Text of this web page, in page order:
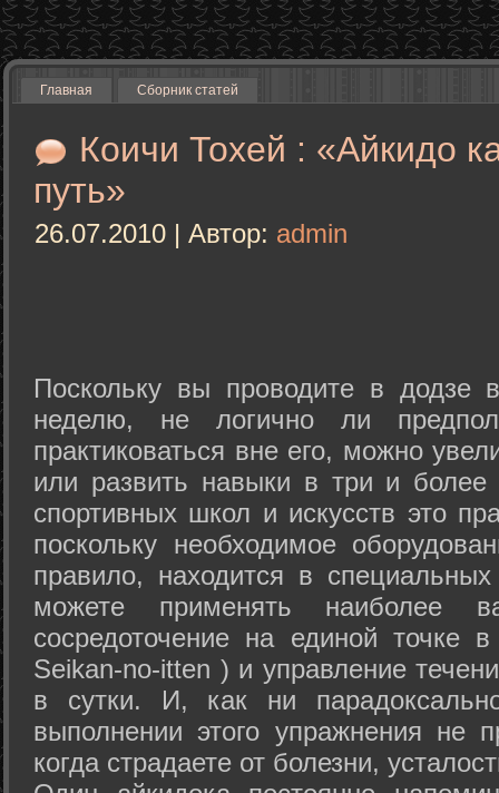
Главная Сборник статей
Коичи Тохей : «Айкидо
путь»
26.07.2010 | Автор: admin
Поскольку вы проводите в додзе
неделю, не логично ли
практиковаться вне его, можно
или развить навыки в три и
спортивных школ и искусств это
поскольку необходимое
правило, находится в
можете применять наиболее
сосредоточение на единой точке
Seikan-­no-­itten ) и управление
в сутки. И, как ни
выполнении этого упражнения не
когда страдаете от болезни,